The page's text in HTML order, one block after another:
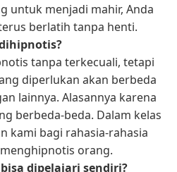
untuk menjadi mahir, Anda
berlatih tanpa henti.
tanpa terkecuali, tetapi
diperlukan akan berbeda
lainnya. Alasannya karena
berbeda-beda. Dalam kelas
kami bagi rahasia-rahasia
orang.
dipelajari sendiri?